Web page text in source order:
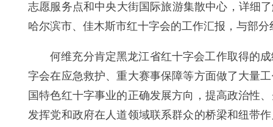
志愿服务点和中央大街国际旅游集散中心，详细
哈尔滨市、佳木斯市红十字会的工作汇报，与部
何维充分肯定黑龙江省红十字会工作取得的
字会在应急救护、重大赛事保障等方面做了大量
国特色红十字事业的正确发展方向，提高政治性
发挥党和政府在人道领域联系群众的桥梁和纽带